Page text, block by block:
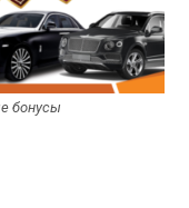
бонусы